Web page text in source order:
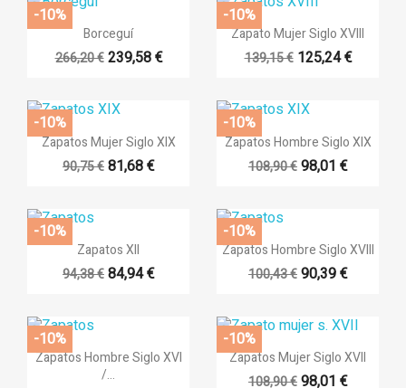
 Vista rápida
Borceguí
266,20 € 239,58 €
-10%
 Vista rápida
Zapato Mujer Siglo XVIII
139,15 € 125,24 €
-10%
 Vista rápida
Zapatos Mujer Siglo XIX
90,75 €81,68 €
-10%
 Vista rápida
Zapatos Hombre Siglo XIX
108,90 €98,01 €
-10%
 Vista rápida
Zapatos XII
94,38 €84,94 €
-10%
 Vista rápida
Zapatos Hombre Siglo XVIII
100,43 €90,39 €
-10%
 Vista rápida
Zapatos Hombre Siglo XVI
/...
-10%
 Vista rápida
Zapatos Mujer Siglo XVII
108,90 €98,01 €
-10%